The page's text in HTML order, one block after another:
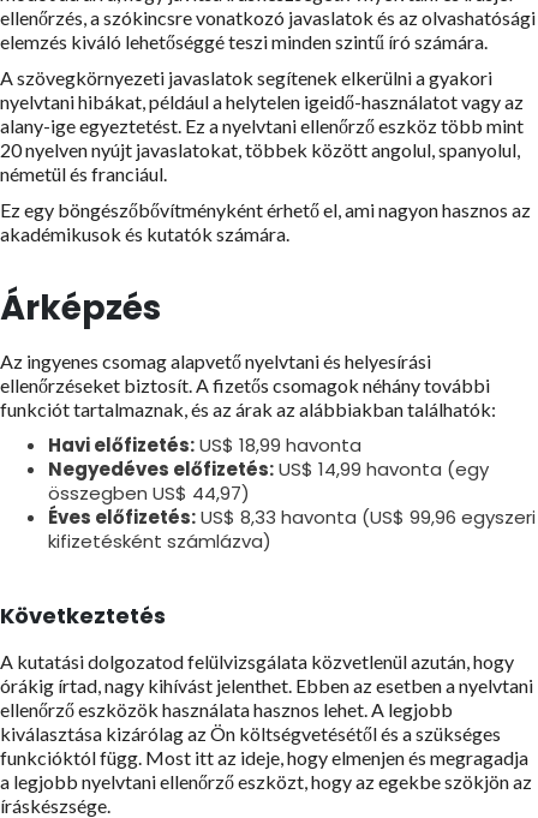
ellenőrzés, a szókincsre vonatkozó javaslatok és az olvashatósági
elemzés kiváló lehetőséggé teszi minden szintű író számára.
A szövegkörnyezeti javaslatok segítenek elkerülni a gyakori
nyelvtani hibákat, például a helytelen igeidő-használatot vagy az
alany-ige egyeztetést. Ez a nyelvtani ellenőrző eszköz több mint
20 nyelven nyújt javaslatokat, többek között angolul, spanyolul,
németül és franciául.
Ez egy böngészőbővítményként érhető el, ami nagyon hasznos az
akadémikusok és kutatók számára.
Árképzés
Az ingyenes csomag alapvető nyelvtani és helyesírási
ellenőrzéseket biztosít. A fizetős csomagok néhány további
funkciót tartalmaznak, és az árak az alábbiakban találhatók:
Havi előfizetés:US$ 18,99 havonta
Negyedéves előfizetés:US$ 14,99 havonta (egy
összegben US$ 44,97)
Éves előfizetés:US$ 8,33 havonta (US$ 99,96 egyszeri
kifizetésként számlázva)
Következtetés
A kutatási dolgozatod felülvizsgálata közvetlenül azután, hogy
órákig írtad, nagy kihívást jelenthet. Ebben az esetben a nyelvtani
ellenőrző eszközök használata hasznos lehet. A legjobb
kiválasztása kizárólag az Ön költségvetésétől és a szükséges
funkcióktól függ. Most itt az ideje, hogy elmenjen és megragadja
a legjobb nyelvtani ellenőrző eszközt, hogy az egekbe szökjön az
íráskészsége.